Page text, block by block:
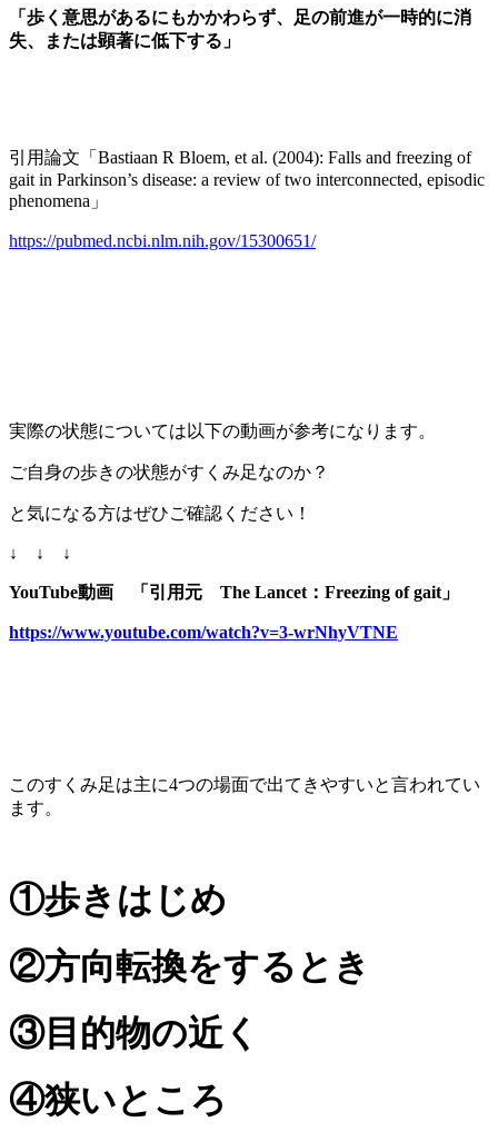
「歩く意思があるにもかかわらず、足の前進が一時的に消
失、または顕著に低下する」
引用論文「Bastiaan R Bloem, et al. (2004): Falls and freezing of
gait in Parkinson’s disease: a review of two interconnected, episodic
phenomena」
https://pubmed.ncbi.nlm.nih.gov/15300651/
実際の状態については以下の動画が参考になります。
ご自身の歩きの状態がすくみ足なのか？
と気になる方はぜひご確認ください！
↓ ↓ ↓
YouTube動画 「引用元 The Lancet：Freezing of gait」
https://www.youtube.com/watch?v=3-wrNhyVTNE
このすくみ足は主に4つの場面で出てきやすいと言われてい
ます。
①歩きはじめ
②方向転換をするとき
③目的物の近く
④狭いところ